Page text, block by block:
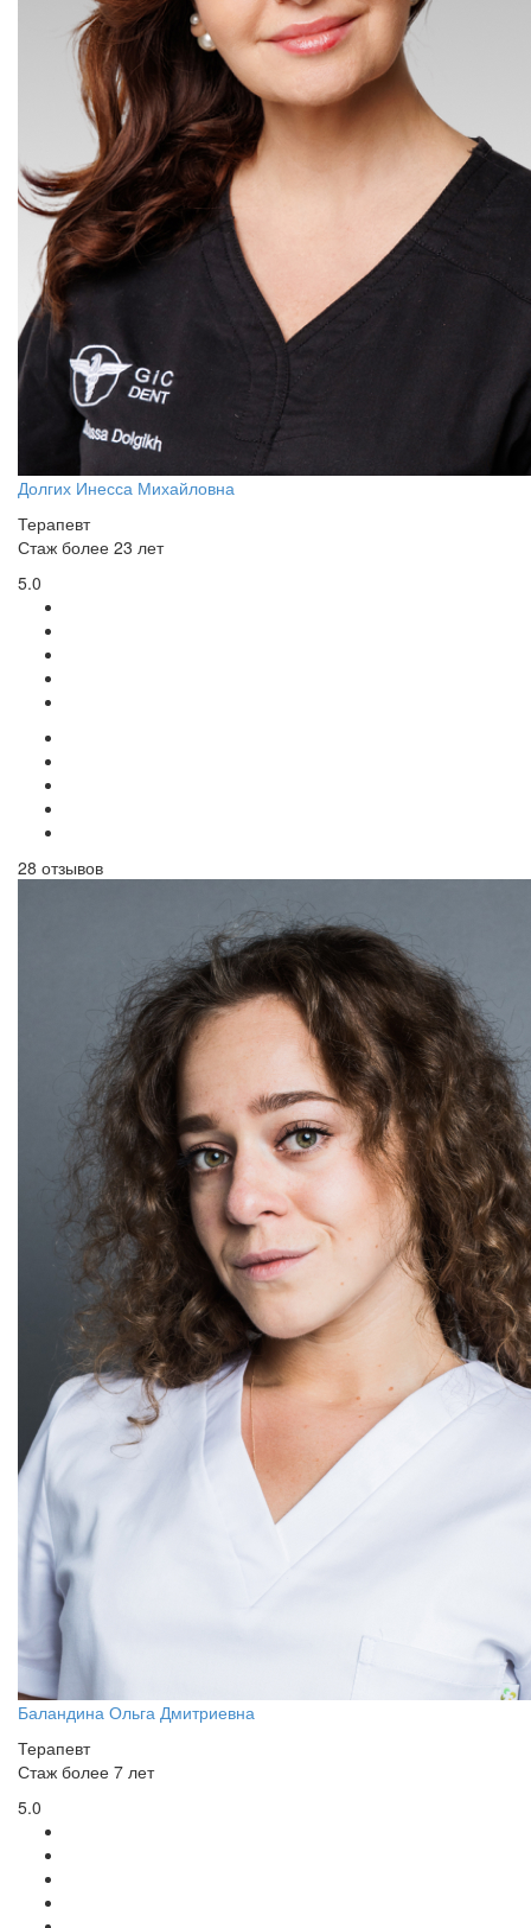
Долгих Инесса Михайловна
Терапевт
Стаж более 23 лет
5.0
28 отзывов
Баландина Ольга Дмитриевна
Терапевт
Стаж более 7 лет
5.0